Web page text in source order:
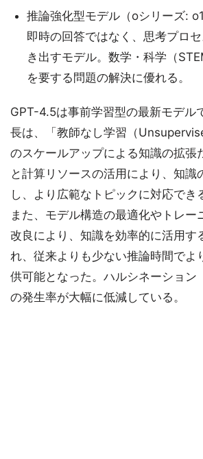
推論強化型モデル（oシリーズ:
即時の回答ではなく、思考プロ
き出すモデル。数学・科学（
を要する問題の解決に優れる。
GPT-4.5は事前学習型の最新モデル
長は、「教師なし学習（
のスケールアップによる知識の拡張
と計算リソースの活用により、知識
し、より広範なトピックに対応でき
また、モデル構造の最適化やトレー
改良により、知識を効率的に活用す
れ、従来よりも少ない推論時間でよ
供可能となった。ハルシネーション
の発生率が大幅に低減している。